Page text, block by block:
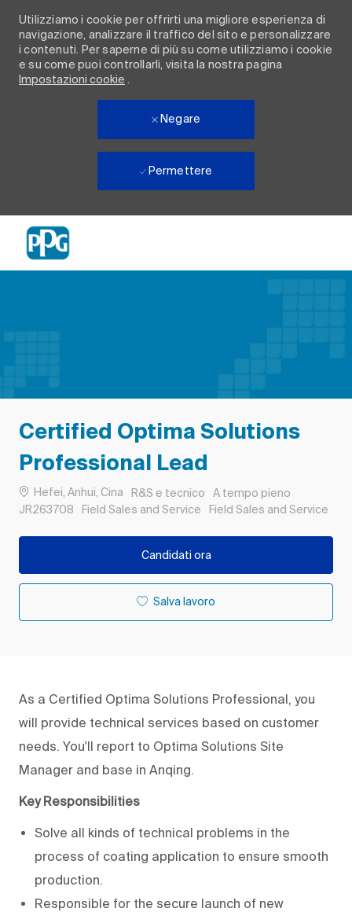
Utilizziamo i cookie per offrirti una migliore esperienza di
navigazione, analizzare il traffico del sito e personalizzare
i contenuti. Per saperne di più su come utilizziamo i cookie
e su come puoi controllarli, visita la nostra pagina
Impostazioni cookie .
Negare
Permettere
Certified Optima Solutions
Professional Lead
Ubicazione
Hefei, Anhui, Cina Categoria
R&S e tecnico Tipo di lavoro
A tempo pieno
ID processo
JR263708 Field Sales and Service Remote
Field Sales and Service
Candidati ora
Salva lavoro
As a Certified Optima Solutions Professional, you
will provide technical services based on customer
needs. You'll report to Optima Solutions Site
Manager and base in Anqing.
Key Responsibilities
Solve all kinds of technical problems in the
process of coating application to ensure smooth
production.
Responsible for the secure launch of new